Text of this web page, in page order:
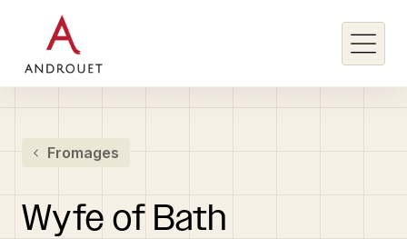
Rechercher un mot clé
Fromages
Wyfe of Bath